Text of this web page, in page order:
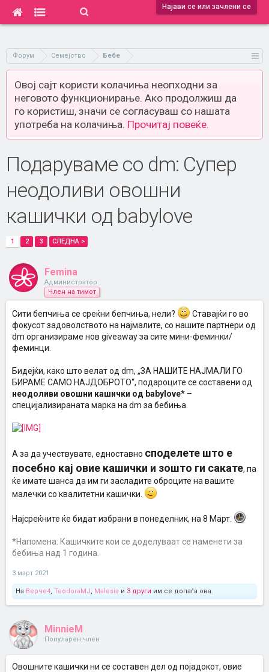
Најави се или зачлени се
Форум Семејство Бебе
Овој сајт користи колачиња неопходни за
неговото функционирање. Ако продолжиш да
го користиш, значи се согласуваш со нашата
употреба на колачиња. Прочитај повеќе.
Подаруваме со dm: Супер
неодоливи овошни
кашички од babylove
1 2 3 СЛЕДНА >
Femina
Администратор
Член на тимот
Сити бепчиња се среќни бепчиња, нели?
Ставајќи го во
фокусот задоволството на најмaлите, со нашите партнери од
dm организираме нов giveaway за сите мини-феминки/
феминци.
Бидејќи, како што велат од dm, „ЗА НАШИТЕ НАЈМАЛИ ГО
БИРАМЕ САМО НАЈДОБРОТО“, подароците се составени од
неодоливи овошни кашички од babylove* –
специјализираната марка на dm за бебиња.
А за да учествувате, едноставно споделете што е
посебно кај овие кашички и зошто ги сакате, па
ќе имате шанса да им ги засладите оброците на вашите
малечки со квалитетни кашички.
Најсреќните ќе бидат избрани в понеделник, на 8 Март.
*Напомена: Кашичките кои се доделуваат се наменети за
бебиња над 1 година.
3 март 2021
На Верче4, TeodoraMJ, Malesia и 3 други им се допаѓа ова.
MinnieM
Популарен член
Овошните кашички ни се составен дел од појадокот, овие